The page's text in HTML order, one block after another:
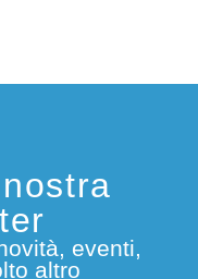
eventi,
altro